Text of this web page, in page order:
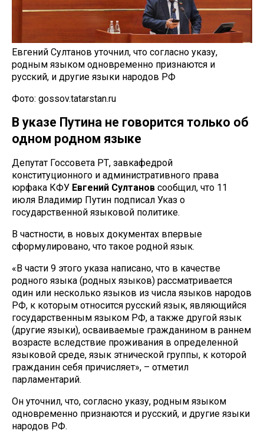
Евгений Султанов уточнил, что согласно указу,
родным языком одновременно признаются и
русский, и другие языки народов РФ
Фото: gossov.tatarstan.ru
В указе Путина не говорится только об
одном родном языке
Депутат Госсовета РТ, завкафедрой
конституционного и административного права
юрфака КФУ Евгений Султанов сообщил, что 11
июля Владимир Путин подписал Указ о
государственной языковой политике.
В частности, в новых документах впервые
сформулировано, что такое родной язык.
«В части 9 этого указа написано, что в качестве
родного языка (родных языков) рассматривается
один или несколько языков из числа языков народов
РФ, к которым относится русский язык, являющийся
государственным языком РФ, а также другой язык
(другие языки), осваиваемые гражданином в раннем
возрасте вследствие проживания в определенной
языковой среде, язык этнической группы, к которой
гражданин себя причисляет», – отметил
парламентарий.
Он уточнил, что, согласно указу, родным языком
одновременно признаются и русский, и другие языки
народов РФ.